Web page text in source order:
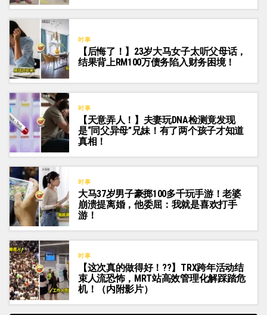
时事
【后悔了！】23岁大马女子太听父母话，
结果背上RM100万债务陷入财务困境！
时事
【天意弄人！】夫妻玩DNA检测竟发现
是“同父异母”兄妹！有了两个孩子才知道
真相！
时事
大马37岁男子豪掷100多千玩手游！老婆
崩溃提离婚，他委屈：我就是喜欢打手
游！
时事
【这次真的做得好！??】TRX跨年活动结
束人流恐怖，MRT站高效管理化解踩踏危
机！（内附影片）